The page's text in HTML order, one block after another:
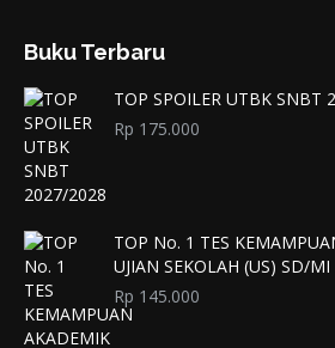
Buku Terbaru
TOP SPOILER UTBK SNBT
Rp 175.000
TOP No. 1 TES
UJIAN SEKOLAH (US) SD/
Rp 145.000